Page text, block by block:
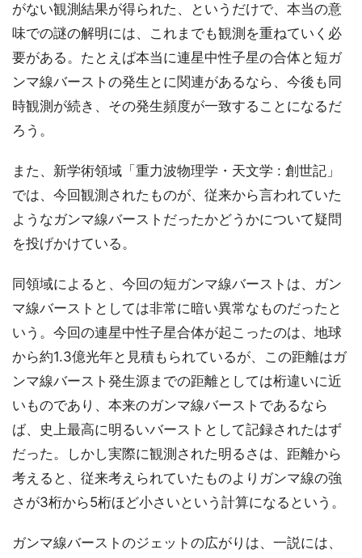
がない観測結果が得られた、というだけで、本当の意
味での謎の解明には、これまでも観測を重ねていく必
要がある。たとえば本当に連星中性子星の合体と短ガ
ンマ線バーストの発生とに関連があるなら、今後も同
時観測が続き、その発生頻度が一致することになるだ
ろう。
また、新学術領域「重力波物理学・天文学 : 創世記」
では、今回観測されたものが、従来から言われていた
ようなガンマ線バーストだったかどうかについて疑問
を投げかけている。
同領域によると、今回の短ガンマ線バーストは、ガン
マ線バーストとしては非常に暗い異常なものだったと
いう。今回の連星中性子星合体が起こったのは、地球
から約1.3億光年と見積もられているが、この距離はガ
ンマ線バースト発生源までの距離としては桁違いに近
いものであり、本来のガンマ線バーストであるなら
ば、史上最高に明るいバーストとして記録されたはず
だった。しかし実際に観測された明るさは、距離から
考えると、従来考えられていたものよりガンマ線の強
さが3桁から5桁ほど小さいという計算になるという。
ガンマ線バーストのジェットの広がりは、一説には、